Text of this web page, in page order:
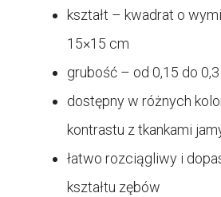
kształt – kwadrat o
15×15 cm
grubość – od 0,15 do
dostępny w różnych
kontrastu z tkankami
łatwo rozciągliwy i
kształtu zębów